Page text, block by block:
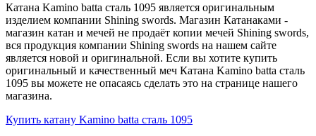
Катана Kamino batta сталь 1095 является оригинальным
изделием компании Shining swords. Магазин Катанаками -
магазин катан и мечей не продаёт копии мечей Shining swords,
вся продукция компании Shining swords на нашем сайте
является новой и оригинальной. Если вы хотите купить
оригинальный и качественный меч Катана Kamino batta сталь
1095 вы можете не опасаясь сделать это на странице нашего
магазина.
Купить катану Kamino batta сталь 1095